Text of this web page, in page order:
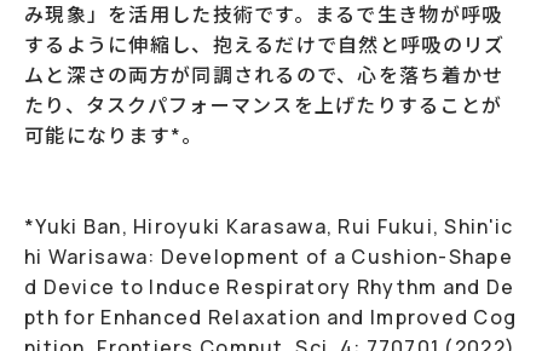
み現象」を活用した技術です。まるで生き物が呼吸
するように伸縮し、抱えるだけで自然と呼吸のリズ
ムと深さの両方が同調されるので、心を落ち着かせ
たり、タスクパフォーマンスを上げたりすることが
可能になります*。
*Yuki Ban, Hiroyuki Karasawa, Rui Fukui, Shin'ic
hi Warisawa: Development of a Cushion-Shape
d Device to Induce Respiratory Rhythm and De
pth for Enhanced Relaxation and Improved Cog